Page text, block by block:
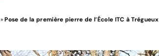
»Pose de la première pierre de l’École ITC à Trégueux